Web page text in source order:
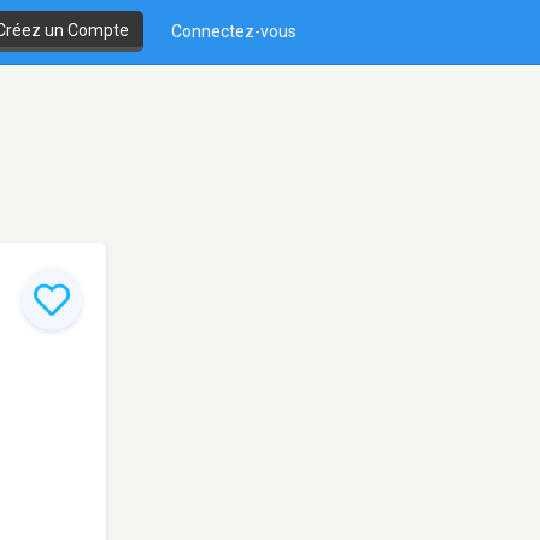
un Compte Connectez-vous